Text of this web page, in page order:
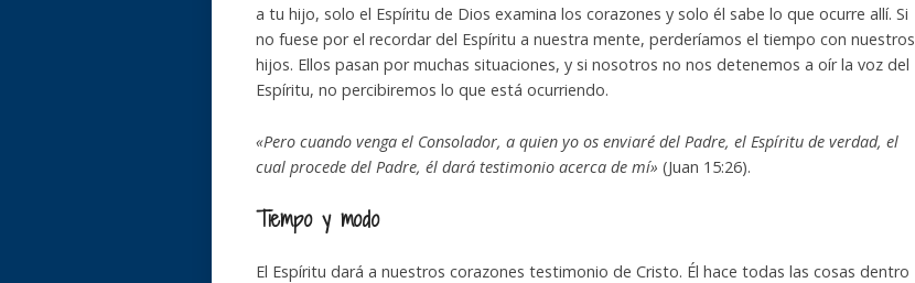
a tu hijo, solo el Espíritu de Dios examina los corazones y solo él sabe lo que ocurre allí. Si
no fuese por el recordar del Espíritu a nuestra mente, perderíamos el tiempo con nuestros
hijos. Ellos pasan por muchas situaciones, y si nosotros no nos detenemos a oír la voz del
Espíritu, no percibiremos lo que está ocurriendo.
«Pero cuando venga el Consolador, a quien yo os enviaré del Padre, el Espíritu de verdad, el
cual procede del Padre, él dará testimonio acerca de mí» (Juan 15:26).
Tiempo y modo
El Espíritu dará a nuestros corazones testimonio de Cristo. Él hace todas las cosas dentro